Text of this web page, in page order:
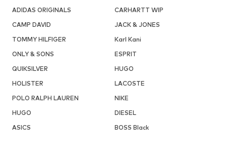
ADIDAS ORIGINALS
CARHARTT WIP
CAMP DAVID
JACK & JONES
TOMMY HILFIGER
Karl Kani
ONLY & SONS
ESPRIT
QUIKSILVER
HUGO
HOLISTER
LACOSTE
POLO RALPH LAUREN
NIKE
HUGO
DIESEL
ASICS
BOSS Black